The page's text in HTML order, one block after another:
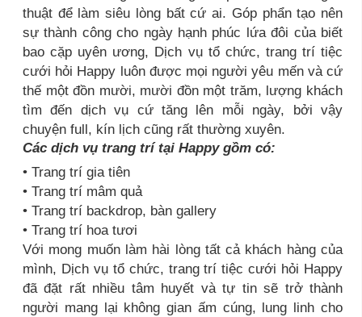
thuật để làm siêu lòng bất cứ ai. Góp phẩn tạo nên
sự thành công cho ngày hạnh phúc lứa đôi của biết
bao cặp uyên ương, Dịch vụ tổ chức, trang trí tiệc
cưới hỏi Happy luôn được mọi người yêu mến và cứ
thế một đồn mười, mười đồn một trăm, lượng khách
tìm đến dịch vụ cứ tăng lên mỗi ngày, bởi vậy
chuyện full, kín lịch cũng rất thường xuyên.
Các dịch vụ trang trí tại Happy gồm có:
• Trang trí gia tiên
• Trang trí mâm quả
• Trang trí backdrop, bàn gallery
• Trang trí hoa tươi
Với mong muốn làm hài lòng tất cả khách hàng của
mình, Dịch vụ tổ chức, trang trí tiệc cưới hỏi Happy
đã đặt rất nhiều tâm huyết và tự tin sẽ trở thành
người mang lại không gian ấm cúng, lung linh cho